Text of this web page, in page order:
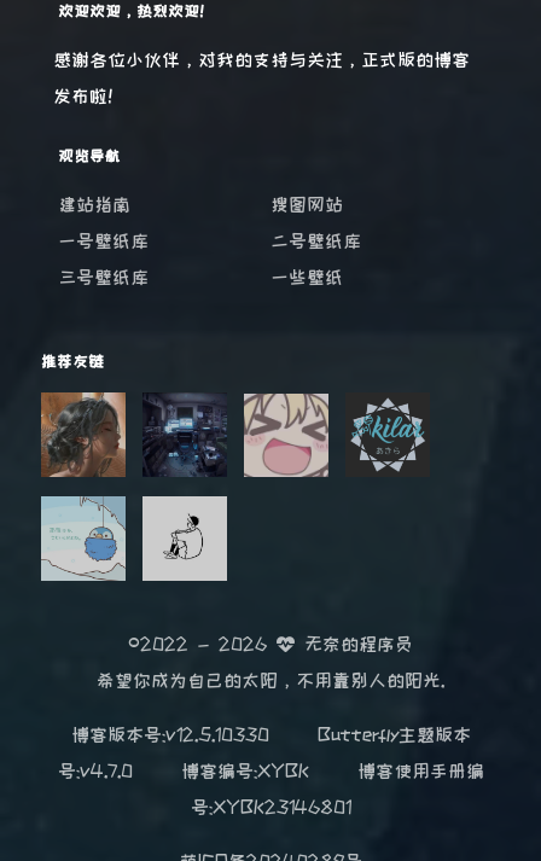
欢迎欢迎，热烈欢迎！
感谢各位小伙伴，对我的支持与关注，正式版的博客
发布啦！
观览导航
建站指南
搜图网站
一号壁纸库
二号壁纸库
三号壁纸库
一些壁纸
推荐友链
©2022 - 2026
无奈的程序员
希望你成为自己的太阳，不用靠别人的阳光.
博客版本号:v12.5.10330
Butterfly主题版本
号:v4.7.0
博客编号:XYBK
博客使用手册编
号:XYBK23146801